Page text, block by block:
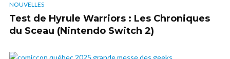
NOUVELLES
Test de Hyrule Warriors : Les Chroniques
du Sceau (Nintendo Switch 2)